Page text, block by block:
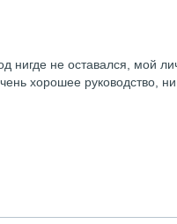
нигде не оставался, мой
хорошее руководство,